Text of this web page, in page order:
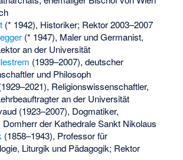
(* 1942), Historiker; Rektor 2003–2007
(* 1947), Maler und Germanist,
an der Universität
(1939–2007), deutscher
und Philosoph
Religionswissenschaftler,
an der Universität
(1923–2007), Dogmatiker,
der Kathedrale Sankt Nikolaus
(1858–1943), Professor für
Liturgik und Pädagogik; Rektor